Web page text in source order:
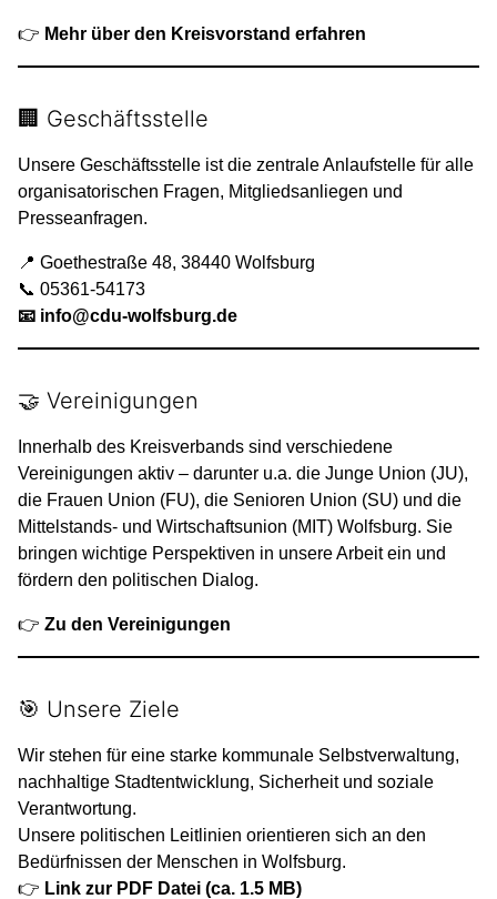
👉 Mehr über den Kreisvorstand erfahren
🏢 Geschäftsstelle
Unsere Geschäftsstelle ist die zentrale Anlaufstelle für alle
organisatorischen Fragen, Mitgliedsanliegen und
Presseanfragen.
📍 Goethestraße 48, 38440 Wolfsburg
📞 05361-54173
📧 info@cdu-wolfsburg.de
🤝 Vereinigungen
Innerhalb des Kreisverbands sind verschiedene
Vereinigungen aktiv – darunter u.a. die Junge Union (JU),
die Frauen Union (FU), die Senioren Union (SU) und die
Mittelstands- und Wirtschaftsunion (MIT) Wolfsburg. Sie
bringen wichtige Perspektiven in unsere Arbeit ein und
fördern den politischen Dialog.
👉 Zu den Vereinigungen
🎯 Unsere Ziele
Wir stehen für eine starke kommunale Selbstverwaltung,
nachhaltige Stadtentwicklung, Sicherheit und soziale
Verantwortung.
Unsere politischen Leitlinien orientieren sich an den
Bedürfnissen der Menschen in Wolfsburg.
👉 Link zur PDF Datei (ca. 1.5 MB)